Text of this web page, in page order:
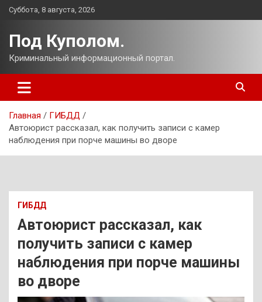
Перейти
Суббота, 8 августа, 2026
Под Куполом.
Криминальный информационный портал.
Главная
ГИБДД
Автоюрист рассказал, как получить записи с камер
наблюдения при порче машины во дворе
ГИБДД
Автоюрист рассказал, как
получить записи с камер
наблюдения при порче машины
во дворе